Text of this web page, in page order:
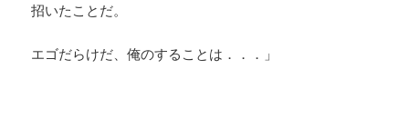
招いたことだ。
エゴだらけだ、俺のすることは．．．」